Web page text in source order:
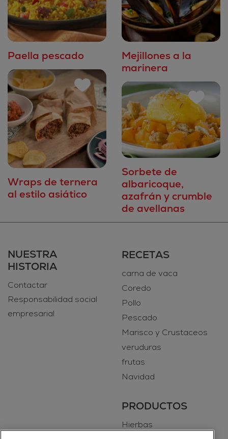
Paella pescado
Mejillones a la
marinera
Wraps de ternera
al estilo asiático
Sorbete de
albaricoque,
azafrán y crumble
de avellanas
NUESTRA
HISTORIA
Contactar
Responsabilidad social
empresarial
RECETAS
carna de vaca
Coredo
Pollo
Pescado
Marisco y Crustaceos
veruduras
frutas
Navidad
PRODUCTOS
Hierbas